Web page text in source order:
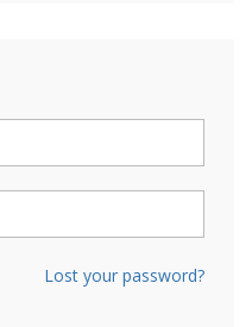
Lost your password?